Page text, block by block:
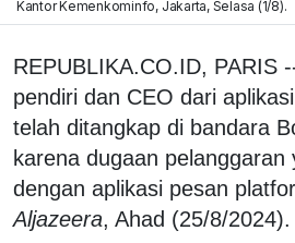
Kantor Kemenkominfo, Jakarta, Selasa (1/8).
REPUBLIKA.CO.ID, PARIS
pendiri dan CEO dari
telah ditangkap di bandara
karena dugaan pelanggaran
dengan aplikasi pesan
Aljazeera, Ahad (25/8/2024).